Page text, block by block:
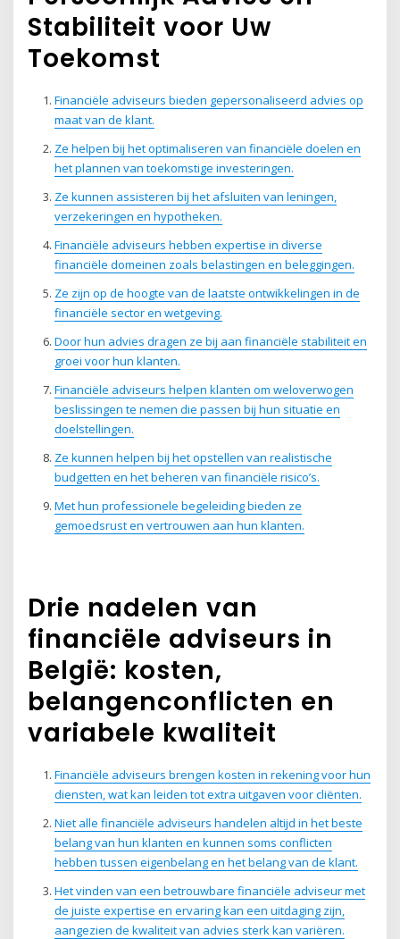
Stabiliteit voor Uw
Toekomst
Financiële adviseurs bieden gepersonaliseerd advies op
maat van de klant.
Ze helpen bij het optimaliseren van financiële doelen en
het plannen van toekomstige investeringen.
Ze kunnen assisteren bij het afsluiten van leningen,
verzekeringen en hypotheken.
Financiële adviseurs hebben expertise in diverse
financiële domeinen zoals belastingen en beleggingen.
Ze zijn op de hoogte van de laatste ontwikkelingen in de
financiële sector en wetgeving.
Door hun advies dragen ze bij aan financiële stabiliteit en
groei voor hun klanten.
Financiële adviseurs helpen klanten om weloverwogen
beslissingen te nemen die passen bij hun situatie en
doelstellingen.
Ze kunnen helpen bij het opstellen van realistische
budgetten en het beheren van financiële risico’s.
Met hun professionele begeleiding bieden ze
gemoedsrust en vertrouwen aan hun klanten.
Drie nadelen van
financiële adviseurs in
België: kosten,
belangenconflicten en
variabele kwaliteit
Financiële adviseurs brengen kosten in rekening voor hun
diensten, wat kan leiden tot extra uitgaven voor cliënten.
Niet alle financiële adviseurs handelen altijd in het beste
belang van hun klanten en kunnen soms conflicten
hebben tussen eigenbelang en het belang van de klant.
Het vinden van een betrouwbare financiële adviseur met
de juiste expertise en ervaring kan een uitdaging zijn,
aangezien de kwaliteit van advies sterk kan variëren.